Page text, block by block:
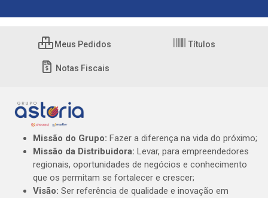
Meus Pedidos Títulos
Notas Fiscais
Missão do Grupo: Fazer a diferença na vida do próximo;
Missão da Distribuidora: Levar, para empreendedores
regionais, oportunidades de negócios e conhecimento
que os permitam se fortalecer e crescer;
Visão: Ser referência de qualidade e inovação em